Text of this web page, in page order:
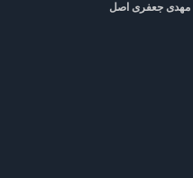
مهدی جعفری اصل